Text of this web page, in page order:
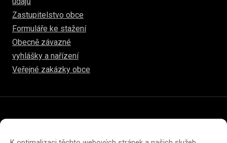
Zastupitelstvo obce
Formuláře ke stažení
Obecně závazné
vyhlášky a nařízení
Veřejné zakázky obce
Prohlášení o přístupnosti Prohlášení o ochraně soukromí